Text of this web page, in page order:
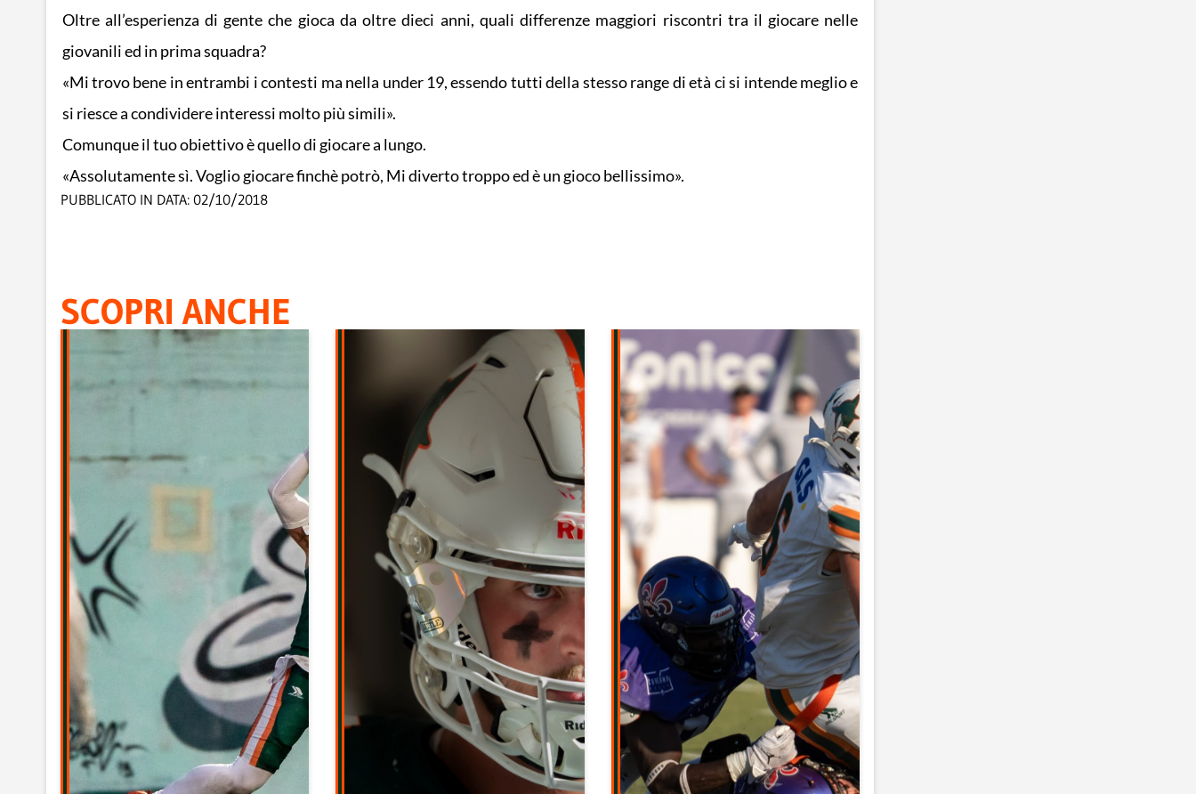
Oltre all’esperienza di gente che gioca da oltre dieci anni, quali differenze maggiori riscontri tra il giocare nelle
giovanili ed in prima squadra?
«Mi trovo bene in entrambi i contesti ma nella under 19, essendo tutti della stesso range di età ci si intende meglio e
si riesce a condividere interessi molto più simili».
Comunque il tuo obiettivo è quello di giocare a lungo.
«Assolutamente sì. Voglio giocare finchè potrò, Mi diverto troppo ed è un gioco bellissimo».
PUBBLICATO IN DATA: 02/10/2018
SCOPRI ANCHE